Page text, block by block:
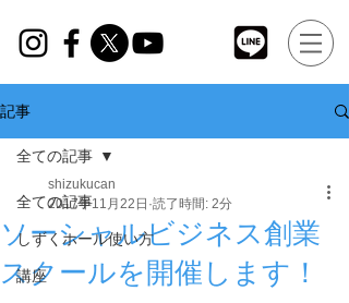
記事
全ての記事
しずくホール使い方
講座
全ての記事
ソーシャルビジネス創業
スクールを開催します！
shizukucan
2017年11月22日 読了時間: 2分